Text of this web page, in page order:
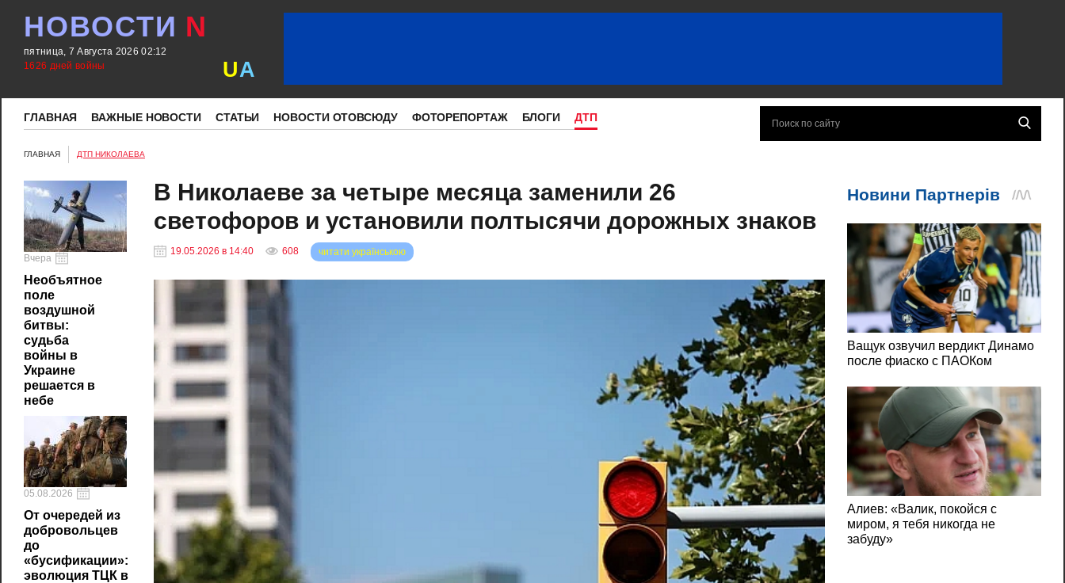
НОВОСТИ N
пятница, 7 Августа 2026 02:12
1626 дней войны
UA
ГЛАВНАЯ ВАЖНЫЕ НОВОСТИ СТАТЬИ НОВОСТИ ОТОВСЮДУ ФОТОРЕПОРТАЖ БЛОГИ ДТП
ГЛАВНАЯ ДТП НИКОЛАЕВА
Вчера
Необъятное
поле
воздушной
битвы:
судьба
войны в
Украине
решается в
небе
05.08.2026
От очередей из
добровольцев
до
«бусификации»:
эволюция ТЦК в
В Николаеве за четыре месяца заменили 26
светофоров и установили полтысячи дорожных знаков
19.05.2026 в 14:40 608 читати українською